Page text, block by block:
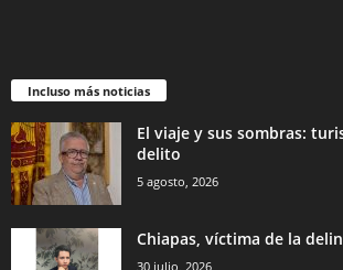
Incluso más noticias
El viaje y sus sombras:
delito
5 agosto, 2026
Chiapas, víctima de la
30 julio, 2026